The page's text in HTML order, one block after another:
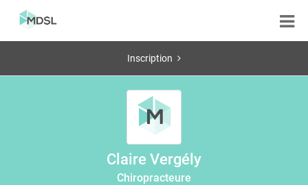
Inscription
Claire Vergély
Chiropracteure